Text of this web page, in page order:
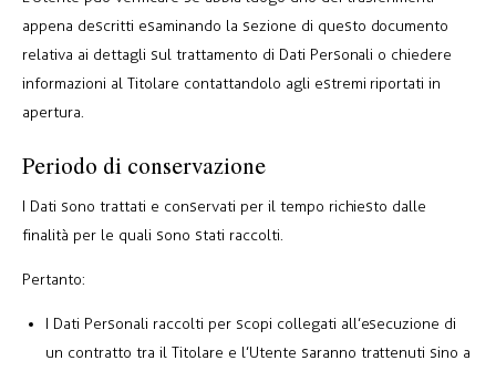
appena descritti esaminando la sezione di questo documento
relativa ai dettagli sul trattamento di Dati Personali o chiedere
informazioni al Titolare contattandolo agli estremi riportati in
apertura.
Periodo di conservazione
I Dati sono trattati e conservati per il tempo richiesto dalle
finalità per le quali sono stati raccolti.
Pertanto:
I Dati Personali raccolti per scopi collegati all’esecuzione di
un contratto tra il Titolare e l’Utente saranno trattenuti sino a